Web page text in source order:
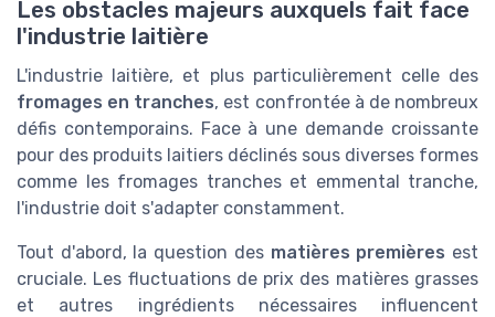
Les obstacles majeurs auxquels fait face
l'industrie laitière
L'industrie laitière, et plus particulièrement celle des
fromages en tranches, est confrontée à de nombreux
défis contemporains. Face à une demande croissante
pour des produits laitiers déclinés sous diverses formes
comme les fromages tranches et emmental tranche,
l'industrie doit s'adapter constamment.
Tout d'abord, la question des matières premières est
cruciale. Les fluctuations de prix des matières grasses
et autres ingrédients nécessaires influencent